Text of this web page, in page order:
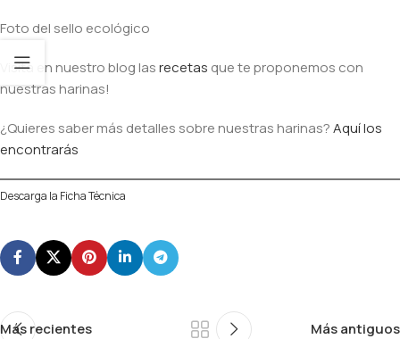
Foto del sello ecológico
Visita en nuestro blog lasrecetas que te proponemos con
nuestras harinas!
¿Quieres saber más detalles sobre nuestras harinas?Aquí los
encontrarás
Descarga la Ficha Técnica
Más recientes Más antiguos